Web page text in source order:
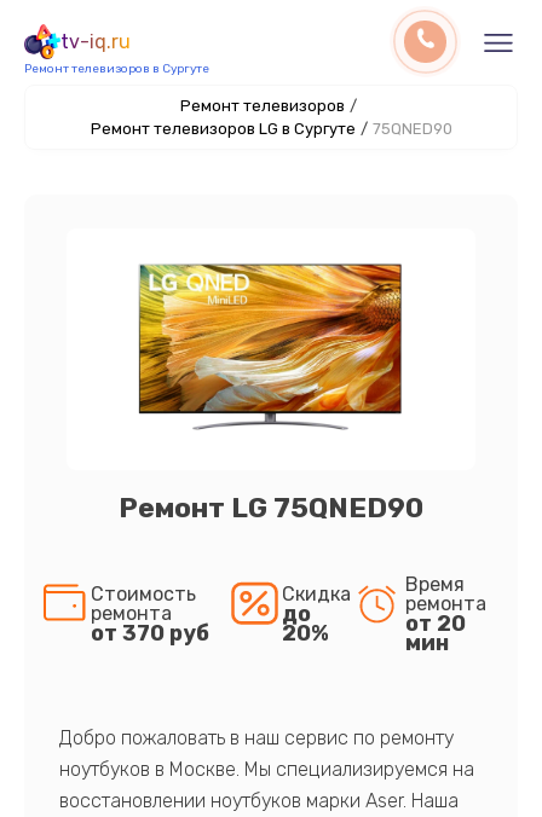
tv-iq.ru
Ремонт телевизоров в Сургуте
Ремонт телевизоров /
Ремонт телевизоров LG в Сургуте / 75QNED90
Ремонт LG 75QNED90
Стоимость
ремонта
от 370 руб
Скидка
до
20%
Время
ремонта
от 20
мин
Добро пожаловать в наш сервис по ремонту
ноутбуков в Москве. Мы специализируемся на
восстановлении ноутбуков марки Aser. Наша